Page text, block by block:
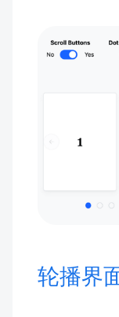
轮播界